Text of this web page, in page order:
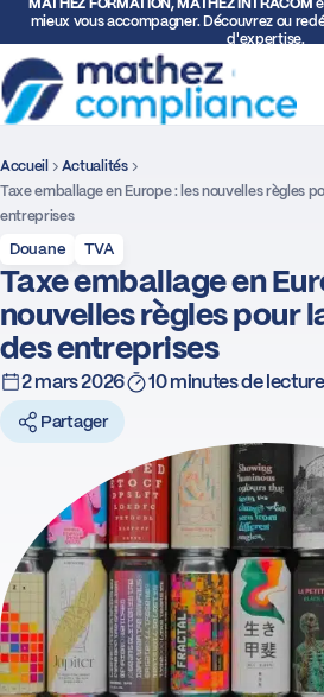
mieux vous accompagner. Découvrez ou
d'expertise.
Formations
Expertise TVA et Douane
Facturation électronique
Représentation fiscale
Déclarations intracommunautaires
Actus
Boîte à outils
Accueil
Actualités
Taxe emballage en Europe : les nouvelles règles
entreprises
Douane TVA
Taxe emballage en
nouvelles règles pour
des entreprises
2 mars 2026 10 minutes de lecture
Partager